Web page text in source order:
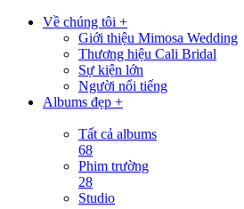
Về chúng tôi +
Giới thiệu Mimosa Wedding
Thương hiệu Cali Bridal
Sự kiện lớn
Người nổi tiếng
Albums đẹp +
Tất cả albums
68
Phim trường
28
Studio